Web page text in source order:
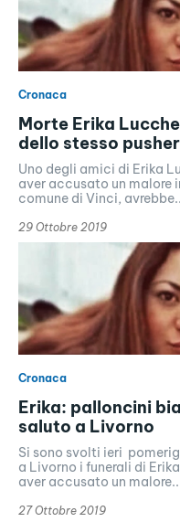
Cronaca
Morte Erika
dello stesso pusher
Uno degli amici di Erika
aver accusato un malore
comune di Vinci,
29 Ottobre 2019
Cronaca
Erika: palloncini
saluto a Livorno
Si sono svolti ieri
a Livorno i funerali di
aver accusato un
27 Ottobre 2019